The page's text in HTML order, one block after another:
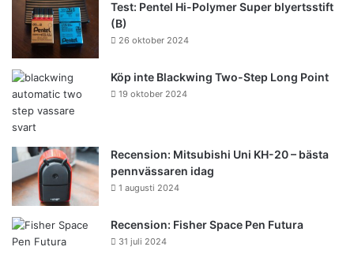
Test: Pentel Hi-Polymer Super blyertsstift
(B)
26 oktober 2024
Köp inte Blackwing Two-Step Long Point
19 oktober 2024
Recension: Mitsubishi Uni KH-20 – bästa
pennvässaren idag
1 augusti 2024
Recension: Fisher Space Pen Futura
31 juli 2024